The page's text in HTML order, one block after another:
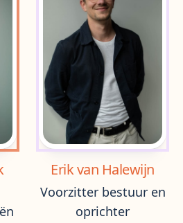
Erik van Halewijn
Voorzitter bestuur en
oprichter